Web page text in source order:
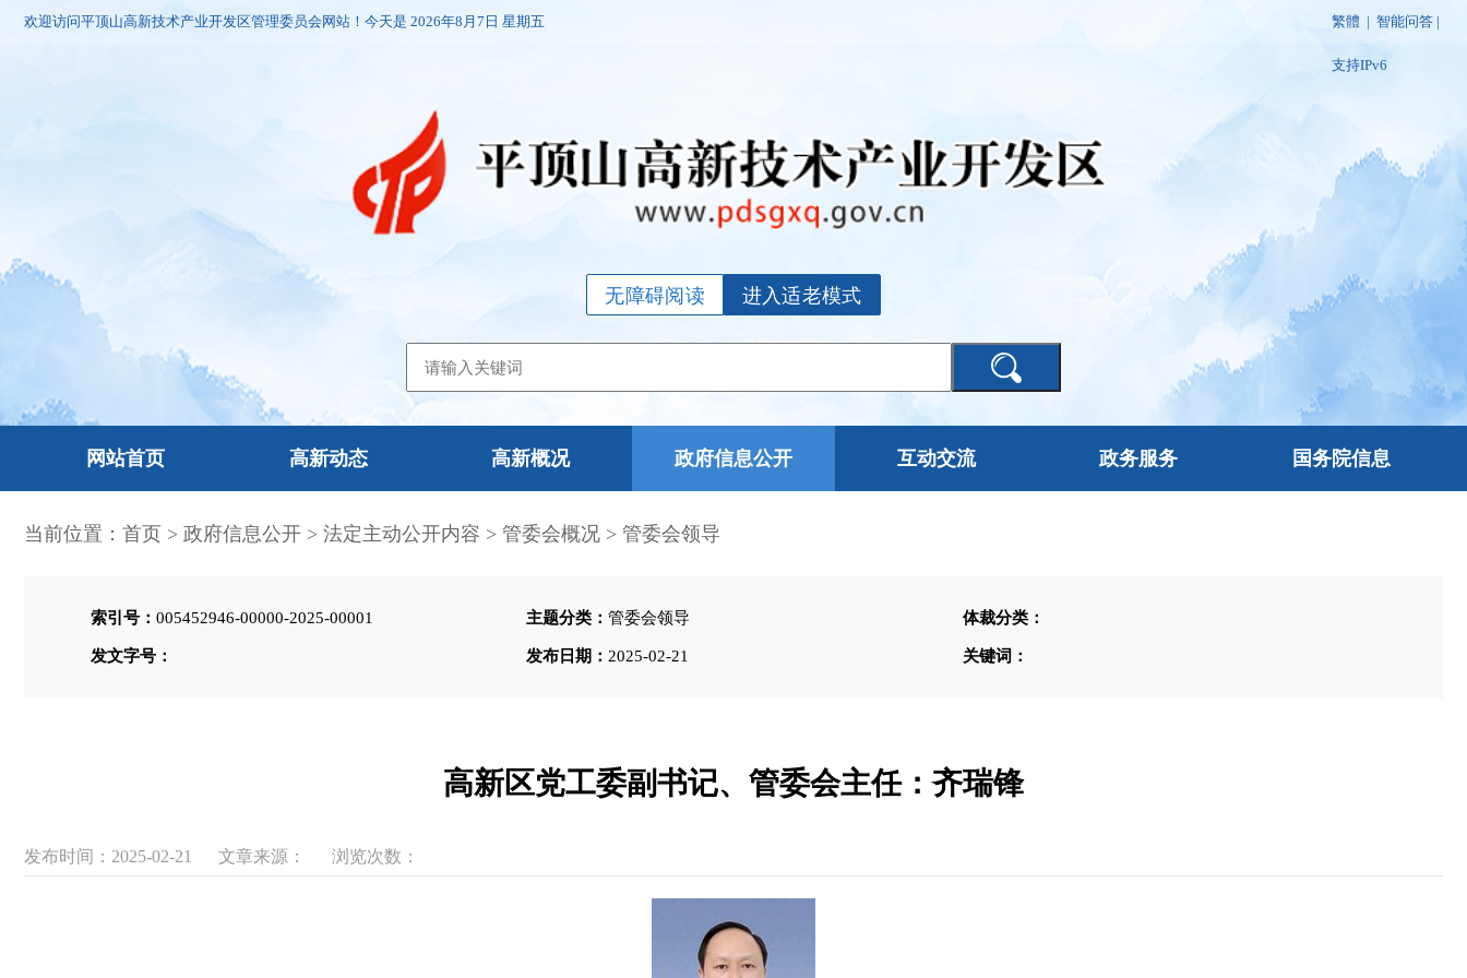
欢迎访问平顶山高新技术产业开发区管理委员会网站！今天是 2026年8月7日 星期五 繁體 | 智能问答 |
支持IPv6
进入适老模式
无障碍阅读
网站首页 高新动态 高新概况 政府信息公开 互动交流 政务服务 国务院信息
当前位置： 首页 > 政府信息公开 > 法定主动公开内容 > 管委会概况 > 管委会领导
索引号： 005452946-00000-2025-00001 主题分类：管委会领导 体裁分类：
发文字号： 发布日期： 2025-02-21 关键词：
高新区党工委副书记、管委会主任：齐瑞锋
发布时间：2025-02-21 文章来源： 浏览次数：